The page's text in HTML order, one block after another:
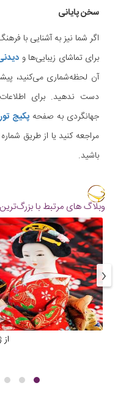
سخن پایانی
اگر شما نیز به آشنایی با
برای تماشای زیبایی‌ها و
آن لحظه‌شماری می‌کنید،
دست ندهید. برای
جهانگردی به صفحهپکیج
باشید.
وبلاگ های مرتبط با
‹